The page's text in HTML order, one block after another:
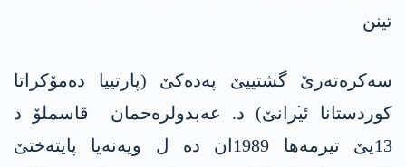
تینن
سەکرەتەرێ گشتییێ په‌ده‌كێ (پارتییا دەمۆکراتا
کوردستانا ئ̇یرانێ) د. عەبدولرەحمان قاسملۆ د
13یێ تیرمەها 1989ان دە ل ویەنەیا پایتەختێ